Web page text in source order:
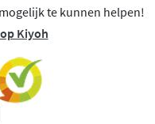
te kunnen helpen!
Kiyoh